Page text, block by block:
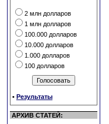
2 млн долларов
1 млн долларов
100.000 долларов
10.000 долларов
1.000 долларов
100 долларов
• Результаты
АРХИВ СТАТЕЙ: